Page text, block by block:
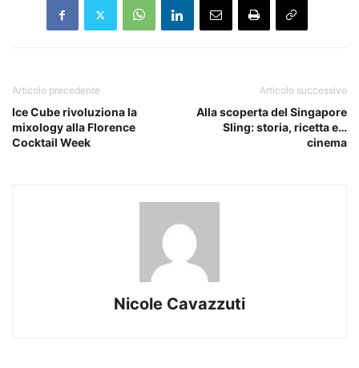
Articolo precedente
Ice Cube rivoluziona la
mixology alla Florence
Cocktail Week
Articolo successivo
Alla scoperta del Singapore
Sling: storia, ricetta e…
cinema
Nicole Cavazzuti